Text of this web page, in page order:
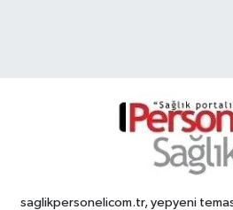
saglikpersonelicom.tr, yepyeni